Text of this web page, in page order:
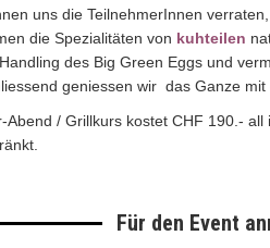
uns die TeilnehmerInnen
die Spezialitäten von kuhteilen
des Big Green Eggs und
geniessen wir das Ganze mit
Abend / Grillkurs kostet CHF 190.-
Für den Event